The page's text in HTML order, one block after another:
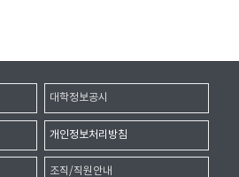
대학정보공시
개인정보처리방침
조직/직원안내